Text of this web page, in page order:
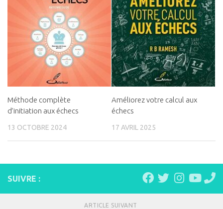
Méthode complète
d’initiation aux échecs
13 OCTOBRE 2024
Améliorez votre calcul aux
échecs
17 AVRIL 2025
SUIVRE :
ARTICLE SUIVANT